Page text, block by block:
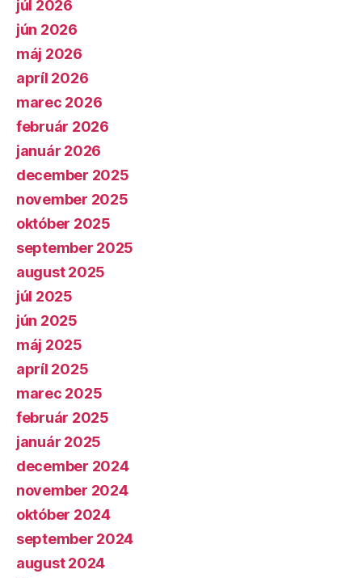
júl 2026
jún 2026
máj 2026
apríl 2026
marec 2026
február 2026
január 2026
december 2025
november 2025
október 2025
september 2025
august 2025
júl 2025
jún 2025
máj 2025
apríl 2025
marec 2025
február 2025
január 2025
december 2024
november 2024
október 2024
september 2024
august 2024